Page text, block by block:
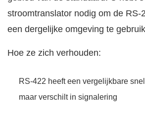
stroomtranslator nodig om de RS-
een dergelijke omgeving te
Hoe ze zich verhouden:
RS-422 heeft een vergelijkbare
maar verschilt in signalering